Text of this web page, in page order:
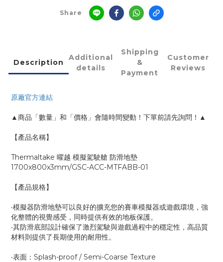
Share
Description
Additional
details
Shipping
&
Payment
Customer
Reviews
原廠官方連結
▲商品「數量」和「價格」會隨時間變動！下單前請先詢問！▲
【產品名稱】
Thermaltake 曜越 模擬駕駛艙 防滑地墊
1700x800x3mm/GSC-ACC-MTFABB-01
【產品規格】
‧模擬器防滑地墊可以良好的擴充您的賽車模擬器或遊戲環境，強
化整體的視覺感受，同時提供有效的地板保護。
‧其防滑底部設計確保了激烈駕駛與遊戲過程中的穩定性，高品質
材料則提供了長期使用的耐用性。
‧表面：Splash-proof / Semi-Coarse Texture